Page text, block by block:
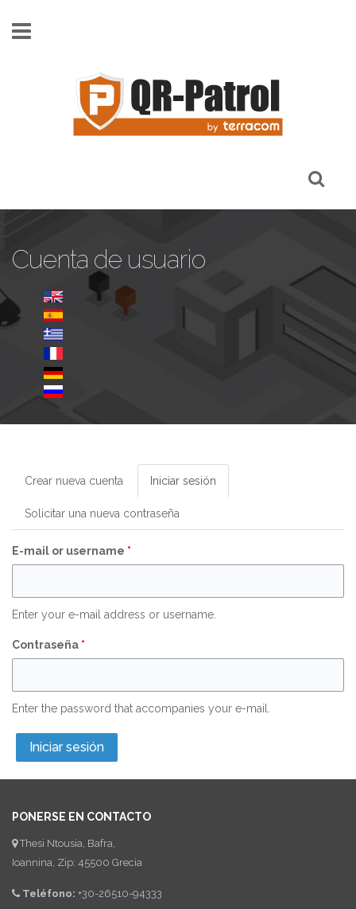
Cuenta de usuario
Crear nueva cuenta Iniciar sesión
activa)
Solicitar una nueva contraseña
E-mail or username *
Enter your e-mail address or username.
Contraseña *
Enter the password that accompanies your e-mail.
PONERSE EN CONTACTO
Thesi Ntousia, Bafra,
Ioannina, Zip: 45500 Grecia
Teléfono: +30-26510-94333